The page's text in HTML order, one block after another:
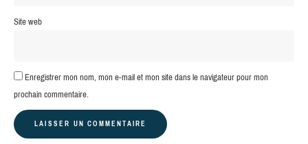
Site web
Enregistrer mon nom, mon e-mail et mon site dans le navigateur pour mon
prochain commentaire.